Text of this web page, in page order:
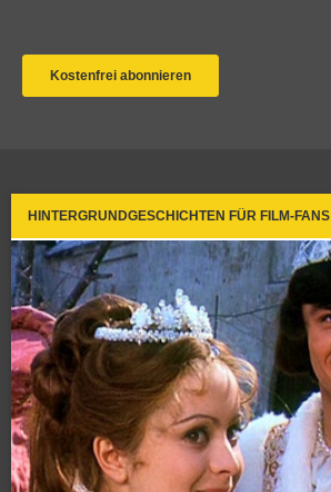
HINTERGRUNDGESCHICHTEN FÜR FILM-FANS